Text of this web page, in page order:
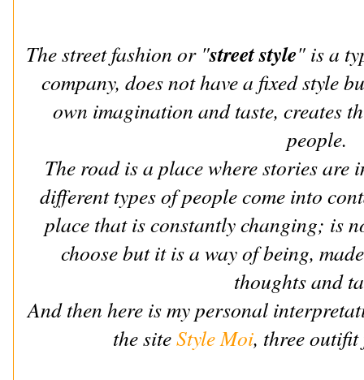
The street fashion or "street style" is a
company, does not have a fixed style
own imagination and taste, creates
people.
The road is a place where stories are
different types of people come into
place that is constantly changing; is
choose but it is a way of being,
thoughts and
And then here is my personal
the siteStyle Moi, three